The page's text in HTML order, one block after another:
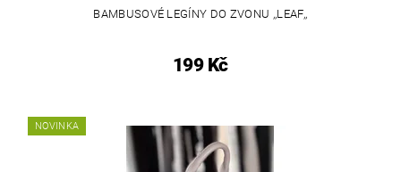
BAMBUSOVÉ LEGÍNY DO ZVONU ,,LEAF,,
199 Kč
NOVINKA